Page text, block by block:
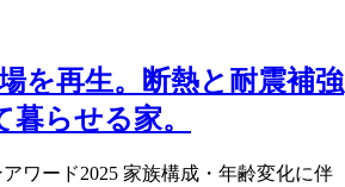
を再生。断熱と耐震補強
らせる家。
ワード2025 家族構成・年齢変化に伴